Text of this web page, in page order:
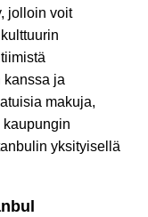
jolloin voit
kanssa ja
makuja,
yksityisellä